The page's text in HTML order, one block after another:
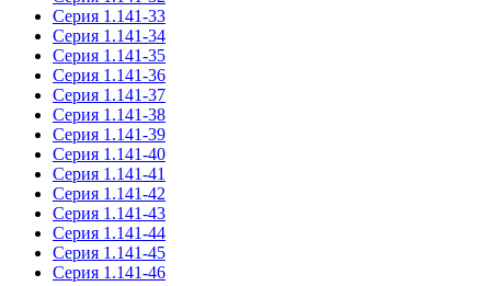
Серия 1.141-33
Серия 1.141-34
Серия 1.141-35
Серия 1.141-36
Серия 1.141-37
Серия 1.141-38
Серия 1.141-39
Серия 1.141-40
Серия 1.141-41
Серия 1.141-42
Серия 1.141-43
Серия 1.141-44
Серия 1.141-45
Серия 1.141-46